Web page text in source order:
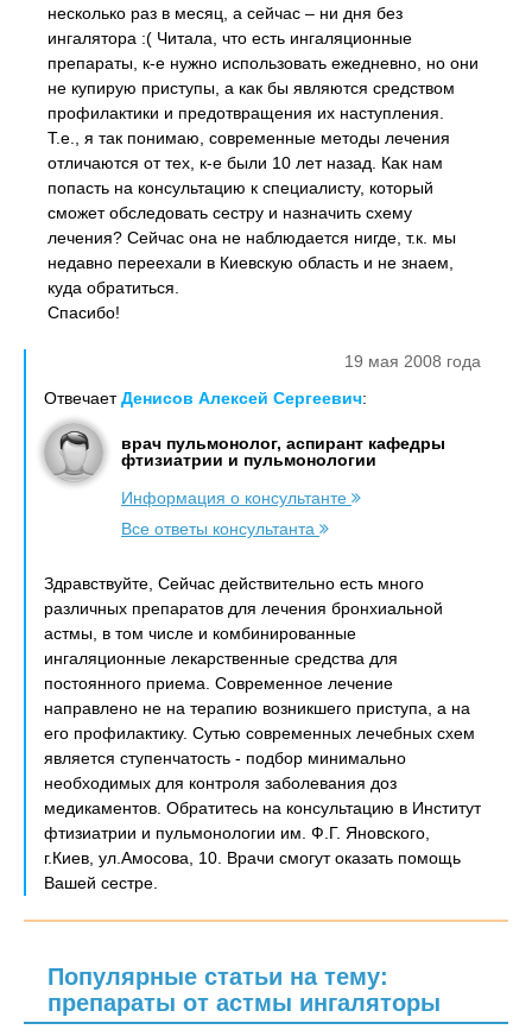
несколько раз в месяц, а сейчас – ни дня без
ингалятора :( Читала, что есть ингаляционные
препараты, к-е нужно использовать ежедневно, но они
не купирую приступы, а как бы являются средством
профилактики и предотвращения их наступления.
Т.е., я так понимаю, современные методы лечения
отличаются от тех, к-е были 10 лет назад. Как нам
попасть на консультацию к специалисту, который
сможет обследовать сестру и назначить схему
лечения? Сейчас она не наблюдается нигде, т.к. мы
недавно переехали в Киевскую область и не знаем,
куда обратиться.
Спасибо!
19 мая 2008 года
ОтвечаетДенисов Алексей Сергеевич:
врач пульмонолог, аспирант кафедры
фтизиатрии и пульмонологии
Информация о консультанте
Все ответы консультанта
Здравствуйте, Сейчас действительно есть много
различных препаратов для лечения бронхиальной
астмы, в том числе и комбинированные
ингаляционные лекарственные средства для
постоянного приема. Современное лечение
направлено не на терапию возникшего приступа, а на
его профилактику. Сутью современных лечебных схем
является ступенчатость - подбор минимально
необходимых для контроля заболевания доз
медикаментов. Обратитесь на консультацию в Институт
фтизиатрии и пульмонологии им. Ф.Г. Яновского,
г.Киев, ул.Амосова, 10. Врачи смогут оказать помощь
Вашей сестре.
Популярные статьи на тему:
препараты от астмы ингаляторы